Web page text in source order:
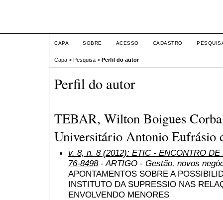
CAPA SOBRE ACESSO CADASTRO
Capa > Pesquisa > Perfil do autor
Perfil do autor
TEBAR, Wilton Boigues
Universitário Antonio Eufrásio
v. 8, n. 8 (2012): ETIC - ENCONTRO
76-8498- ARTIGO - Gestão, novos
APONTAMENTOS SOBRE A
INSTITUTO DA SUPRESSIO NAS
ENVOLVENDO MENORES